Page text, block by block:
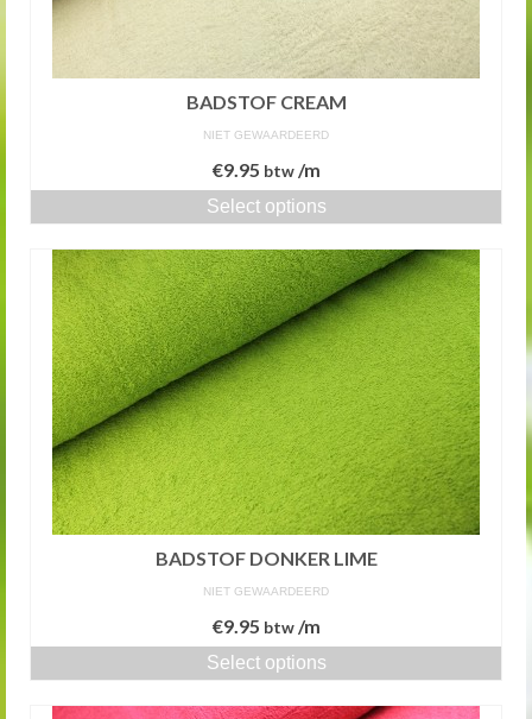
BADSTOF CREAM
NIET GEWAARDEERD
€9.95 btw/m
Select options
BADSTOF DONKER LIME
NIET GEWAARDEERD
€9.95 btw/m
Select options